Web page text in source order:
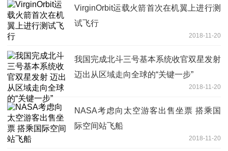
VirginOrbit运载火箭首次在机翼上进行测
试飞行
2018-11-20
我国完成北斗三号基本系统收官双星发射
迈出从区域走向全球的“关键一步”
2018-11-20
NASA考虑向太空游客出售坐票 搭乘国
际空间站飞船
2018-11-20